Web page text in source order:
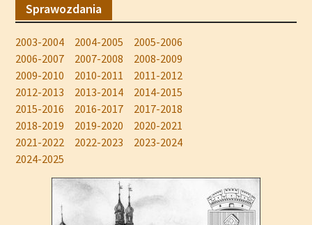
Sprawozdania
2003-2004 2004-2005
2005-2006
2006-2007
2007-2008
2008-2009
2009-2010
2010-2011
2011-2012
2012-2013
2013-2014
2014-2015
2015-2016
2016-2017
2017-2018
2018-2019
2019-2020
2020-2021
2021-2022
2022-2023
2023-2024
2024-2025